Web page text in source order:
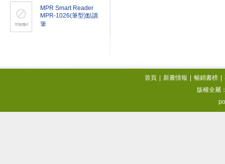
MPR Smart Reader
MPR-1026(筆型)點讀
筆
首頁 新書情報 暢銷書榜
版權全屬